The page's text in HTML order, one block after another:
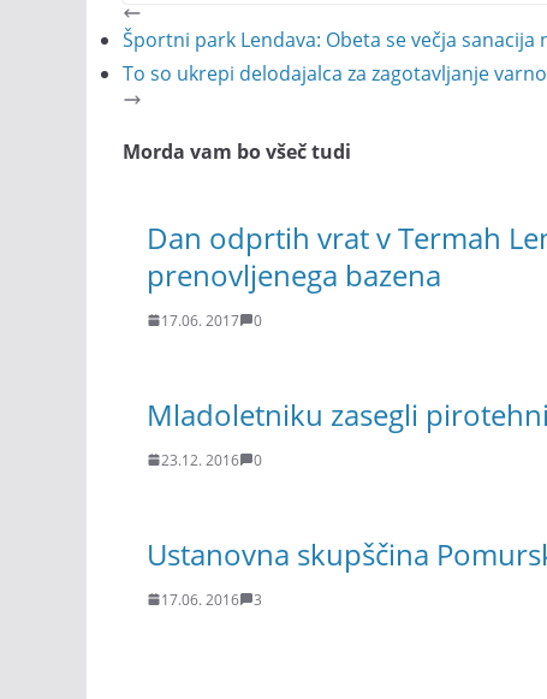
Športni park Lendava: Obeta se večja sanacija
To so ukrepi delodajalca za zagotavljanje
Morda vam bo všeč tudi
Dan odprtih vrat v Termah
prenovljenega bazena
17.06. 2017 0
Mladoletniku zasegli
23.12. 2016 0
Ustanovna skupščina
17.06. 2016 3